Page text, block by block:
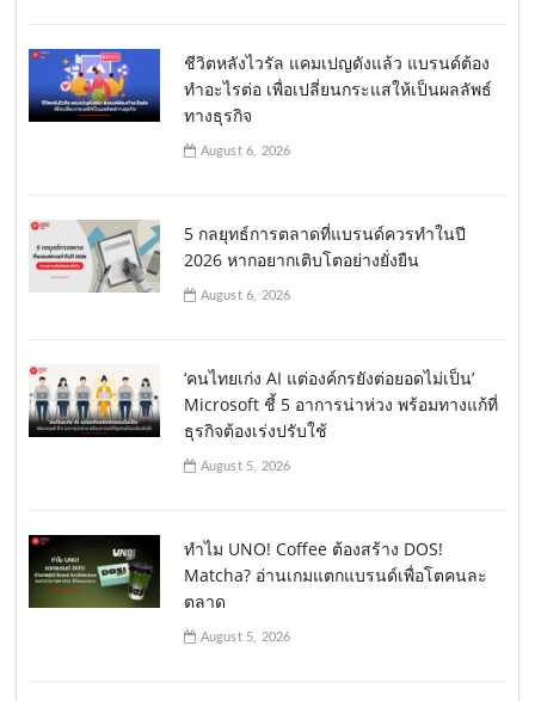
ชีวิตหลังไวรัล แคมเปญดังแล้ว แบรนด์ต้อง
ทำอะไรต่อ เพื่อเปลี่ยนกระแสให้เป็นผลลัพธ์
ทางธุรกิจ
August 6, 2026
5 กลยุทธ์การตลาดที่แบรนด์ควรทำในปี
2026 หากอยากเติบโตอย่างยั่งยืน
August 6, 2026
‘คนไทยเก่ง AI แต่องค์กรยังต่อยอดไม่เป็น’
Microsoft ชี้ 5 อาการน่าห่วง พร้อมทางแก้ที่
ธุรกิจต้องเร่งปรับใช้
August 5, 2026
ทำไม UNO! Coffee ต้องสร้าง DOS!
Matcha? อ่านเกมแตกแบรนด์เพื่อโตคนละ
ตลาด
August 5, 2026